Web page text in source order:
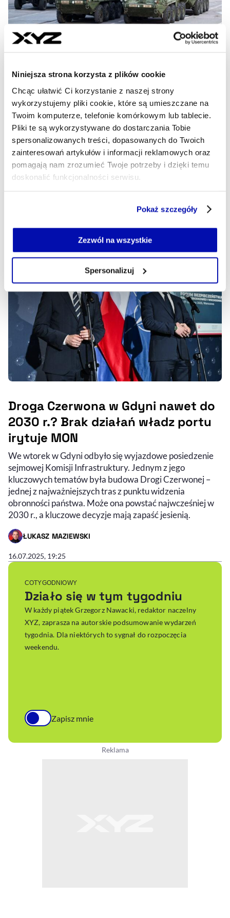
Niniejsza strona korzysta z plików cookie
Chcąc ułatwić Ci korzystanie z naszej strony
wykorzystujemy pliki cookie, które są umieszczane na
Twoim komputerze, telefonie komórkowym lub tablecie.
Pliki te są wykorzystywane do dostarczania Tobie
spersonalizowanych treści, dopasowanych do Twoich
zainteresowań artykułów i informacji reklamowych oraz
pomagają nam zrozumieć Twoje potrzeby i dzięki temu
doskonalić funkcjonalności serwisu.
Jeżeli nie wyrażasz zgody na zapisywanie plików cookie,
możesz łatwo zarządzać swoimi uprawnieniami, np. we
własnej przeglądarce internetowej lub po wybraniu opcji
Polityce Prywatności
Pokaż szczegóły
Zezwól na wszystkie
Spersonalizuj
„Gdyńkong” wiecznie żywy.
Chińczycy trzymają się mocno i nie
puszczają
27 lipca dobiegł końca termin wyłączności negocjacyjnej
między amerykańskim funduszem BlackRock a włosko-
szwajcarskim armatorem MSC, a CK Hutchison.
Dotyczył on sprzedaży tym podmiotom, 80 proc. akcji
pozachińskiego biznesu Hutchison Ports. W tym dwa
najsłynniejsze terminale w Panamie. Transakcja miała
Droga Czerwona w Gdyni nawet do
2030 r.? Brak działań władz portu
irytuje MON
We wtorek w Gdyni odbyło się wyjazdowe posiedzenie
sejmowej Komisji Infrastruktury. Jednym z jego
kluczowych tematów była budowa Drogi Czerwonej –
jednej z najważniejszych tras z punktu widzenia
obronności państwa. Może ona powstać najwcześniej w
2030 r., a kluczowe decyzje mają zapaść jesienią.
ŁUKASZ MAZIEWSKI
- AUTOR ARTYKUŁU - PROFIL
16.07.2025, 19:25